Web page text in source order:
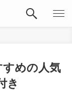
めの人気
き